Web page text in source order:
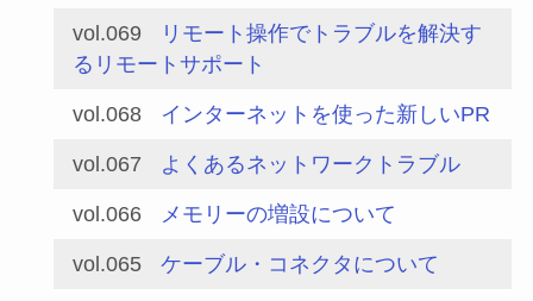
vol.069
リモート操作でトラブルを解決す
るリモートサポート
vol.068 インターネットを使った新しいPR
vol.067 よくあるネットワークトラブル
vol.066 メモリーの増設について
vol.065 ケーブル・コネクタについて